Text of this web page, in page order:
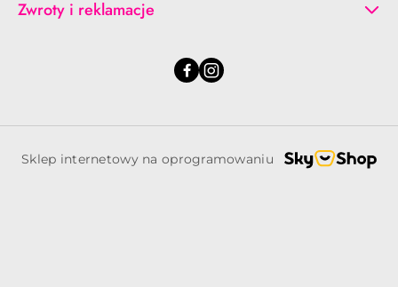
Zwroty i reklamacje
Sklep internetowy na oprogramowaniu